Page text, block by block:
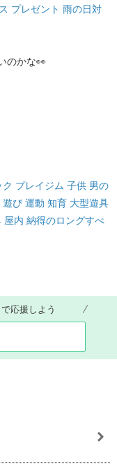
プレゼント 雨の日対
のかな👀
プレイジム 子供 男の
び 運動 知育 大型遊具
屋内 納得のロングすべ
応援しよう